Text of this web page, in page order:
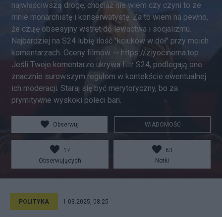
najwłaściwszą drogę, chociaż nie wiem czy czyni to ze
mnie monarchistę i konserwatystę. Za to wiem na pewno,
że czuję obsesyjny wstręt do lewactwa i socjalizmu.
Najbardziej na S24 lubię ilość "kciuków w dół" przy moich
komentarzach. Oceny filmów ⤑ https://ziyocinema.top
Jeśli Twoje komentarze ukrywa filtr S24, podlegają one
znacznie surowszym regułom w kontekście ewentualnej
ich moderacji. Staraj się być merytoryczny, bo za
prymitywne wyskoki poleci ban.
Obserwuj WIADOMOŚĆ
17
Obserwujących
63
Notki
POLITYKA 1.03.2025, 08:25